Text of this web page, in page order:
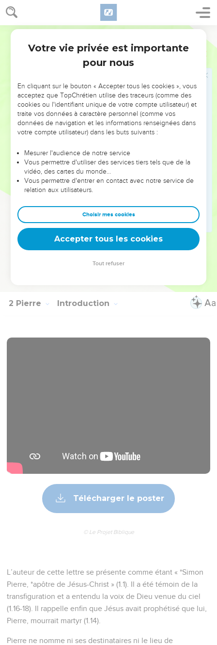
1 Pierre 5
9 Résistez-lui en demeurant fermes dans votre foi, car vous
savez que vos frères dispersés à travers le monde
connaissent les mêmes souffrances.
Mais quand vous aurez souffert un peu de temps, Dieu,
l’auteur de toute grâce, qui vous a appelés à connaître sa
gloire éternelle dans l’union à Jésus-Christ, vous rétablira lui-
même ; il vous affermira, vous fortifiera et vous rendra
inébranlables.
A lui appartient la puissance pour toujours. *Amen !
Salutations finales
Par *Silvain, ce frère fidèle, je vous ai écrit assez
brièvement pour vous encourager et vous assurer que c’est
bien à la véritable grâce de Dieu que vous êtes attachés.
Recevez les salutations de l’Eglise qui est à Babylone et
salutations.
Donnez-vous, les uns aux autres, le baiser fraternel. Paix à
vous tous qui êtes unis au Christ.
La Bible Du Semeur Copyright © 1992, 1999 by Biblica, Inc.® Used by permission.
2 Pierre Introduction
Télécharger le poster
© Le Projet Biblique
L’auteur de cette lettre se présente comme étant « *Simon
Pierre, *apôtre de Jésus-Christ » (1.1). Il a été témoin de la
transfiguration et a entendu la voix de Dieu venue du ciel
(1.16-18). Il rappelle enfin que Jésus avait prophétisé que lui,
Pierre, mourrait martyr (1.14).
Pierre ne nomme ni ses destinataires ni le lieu de
Votre vie privée est importante
pour nous
En cliquant sur le bouton « Accepter tous les cookies », vous
acceptez que TopChrétien utilise des traceurs (comme des
cookies ou l'identifiant unique de votre compte utilisateur) et
traite vos données à caractère personnel (comme vos
données de navigation et les informations renseignées dans
votre compte utilisateur) dans les buts suivants :
Mesurer l'audience de notre service
Vous permettre d'utiliser des services tiers tels que de la
vidéo, des cartes du monde…
Vous permettre d'entrer en contact avec notre service de
relation aux utilisateurs.
Choisir mes cookies
Accepter tous les cookies
Tout refuser